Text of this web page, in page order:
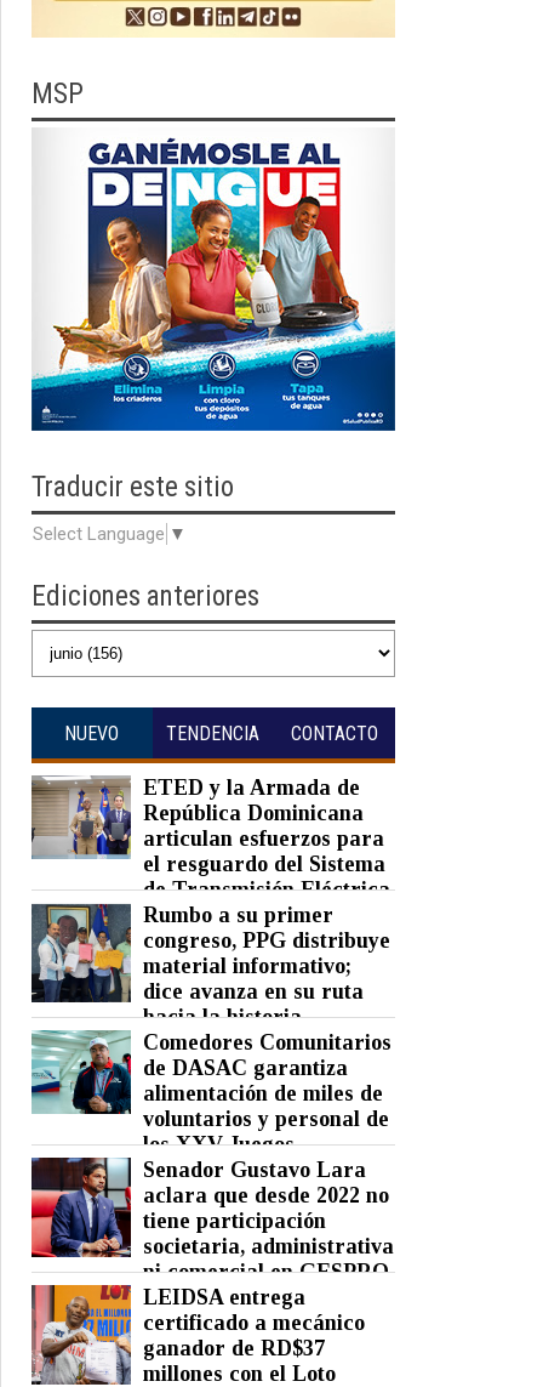
MSP
Traducir este sitio
Select Language ▼
Ediciones anteriores
NUEVO TENDENCIA CONTACTO
ETED y la Armada de
República Dominicana
articulan esfuerzos para
el resguardo del Sistema
de Transmisión Eléctrica
Nacional y fortalecimiento de
capacidades.
Posted on 07 Aug 2026 - 0 Comments
Rumbo a su primer
congreso, PPG distribuye
material informativo;
dice avanza en su ruta
hacia la historia
Posted on 07 Aug 2026 - 0 Comments
Comedores Comunitarios
de DASAC garantiza
alimentación de miles de
voluntarios y personal de
los XXV Juegos
Centroamericanos y del Caribe
Santo Domingo 2026
Posted on 07 Aug 2026 - 0 Comments
Senador Gustavo Lara
aclara que desde 2022 no
tiene participación
societaria, administrativa
ni comercial en GESPRO
Posted on 07 Aug 2026 - 0 Comments
LEIDSA entrega
certificado a mecánico
ganador de RD$37
millones con el Loto